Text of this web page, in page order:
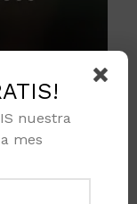
nuestra
mes